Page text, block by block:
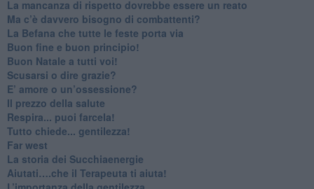
​La mancanza di rispetto dovrebbe essere un reato
​Ma c’è davvero bisogno di combattenti?
​La Befana che tutte le feste porta via
Buon fine e buon principio!
​Buon Natale a tutti voi!
​Scusarsi o dire grazie?
​E’ amore o un’ossessione?
​Il prezzo della salute
​Respira... puoi farcela!
​Tutto chiede... gentilezza!
​Far west
​La storia dei Succhiaenergie
​Aiutati….che il Terapeuta ti aiuta!